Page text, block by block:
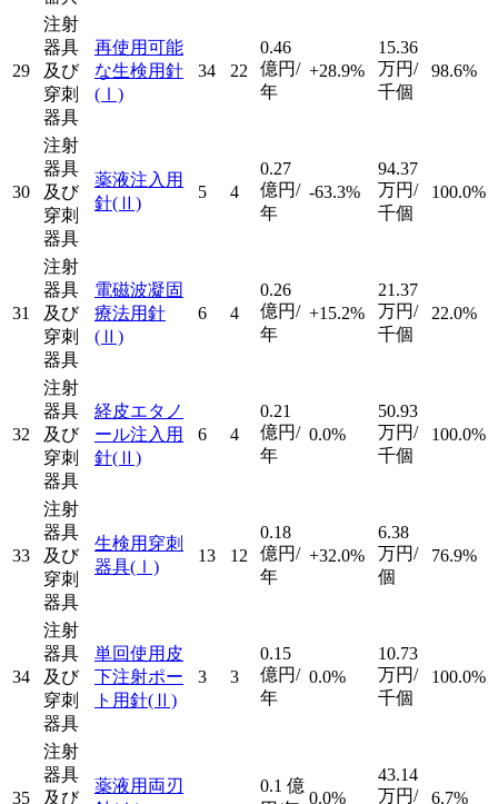
29
注射
器具
及び
穿刺
器具
再使用可能
な生検用針
(Ⅰ)
34 22
0.46
億円/
年
+28.9%
15.36
万円/
千個
98.6%
30
注射
器具
及び
穿刺
器具
薬液注入用
針(Ⅱ)
5 4
0.27
億円/
年
-63.3%
94.37
万円/
千個
100.0%
31
注射
器具
及び
穿刺
器具
電磁波凝固
療法用針
(Ⅱ)
6 4
0.26
億円/
年
+15.2%
21.37
万円/
千個
22.0%
32
注射
器具
及び
穿刺
器具
経皮エタノ
ール注入用
針(Ⅱ)
6 4
0.21
億円/
年
0.0%
50.93
万円/
千個
100.0%
33
注射
器具
及び
穿刺
器具
生検用穿刺
器具(Ⅰ)
13 12
0.18
億円/
年
+32.0%
6.38
万円/
個
76.9%
34
注射
器具
及び
穿刺
器具
単回使用皮
下注射ポー
ト用針(Ⅱ)
3 3
0.15
億円/
年
0.0%
10.73
万円/
千個
100.0%
35
注射
器具
及び
薬液用両刃
0.1 億
0.0%
43.14
万円/
6.7%